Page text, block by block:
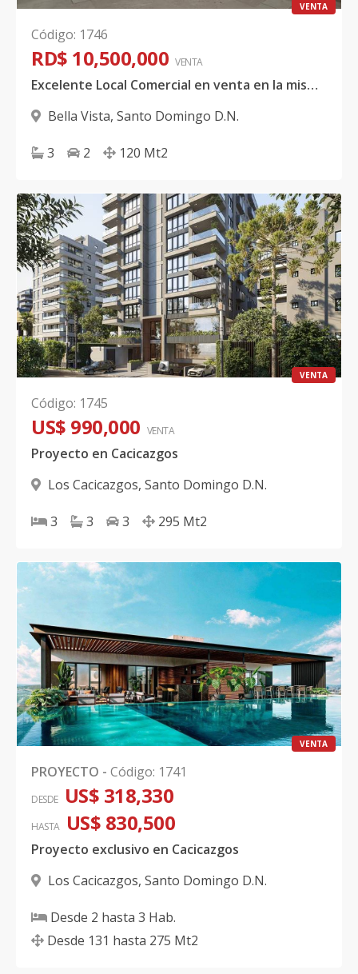
VENTA
Código: 1746
RD$ 10,500,000 VENTA
Excelente Local Comercial en venta en la misma Romulo Betancourt, Bella Vista.
Bella Vista, Santo Domingo D.N.
3 2 120 Mt2
VENTA
Código: 1745
US$ 990,000 VENTA
Proyecto en Cacicazgos
Los Cacicazgos, Santo Domingo D.N.
3 3 3 295 Mt2
VENTA
PROYECTO - Código: 1741
DESDE US$ 318,330
HASTA US$ 830,500
Proyecto exclusivo en Cacicazgos
Los Cacicazgos, Santo Domingo D.N.
Desde 2 hasta 3 Hab.
Desde 131 hasta 275 Mt2